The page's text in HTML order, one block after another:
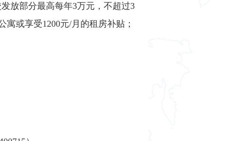
放部分最高每年3万元，不超过3
或享受1200元/月的租房补贴；